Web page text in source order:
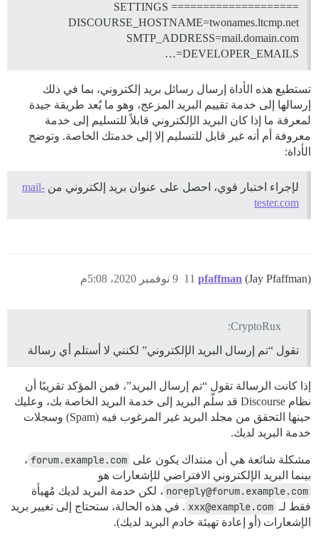
SETTINGS ====================
DISCOURSE_HOSTNAME=twonames.ltcmp.net
SMTP_ADDRESS=mail.domain.com
DEVELOPER_EMAILS=…
تستطيع هذه الأداة إرسال رسائل بريد إلكتروني، بما في ذلك
إرسالها إلى خدمة تقييم البريد المزعج، وهو ما يُعد طريقة جيدة
لمعرفة ما إذا كان البريد الإلكتروني قابلاً للتسليم إلى خدمة
معروفة أم أنه غير قابل للتسليم إلا إلى خدمتك الخاصة. وتوضح
الأداة:
لإجراء اختبار قوي، احصل على عنوان بريد إلكتروني من mail-
tester.com
pfaffman (Jay Pfaffman) 9 نوفمبر 2020، 5:08م 11
CryptoRux:
تقول “تم إرسال البريد الإلكتروني” لكنني لا أستلم أي رسالة
إذا كانت الرسالة تقول “تم إرسال البريد”، فمن المؤكد تقريبًا أن
نظام Discourse قد سلّم البريد إلى خدمة البريد الخاصة بك، وعليك
حينها التحقق من مجلد البريد غير المرغوب فيه (Spam) وسجلات
خدمة البريد لديك.
مشكلة شائعة هي أن منتداك يكون على forum.example.com ،
بينما البريد الإلكتروني الافتراضي للإشعارات هو
noreply@forum.example.com ، لكن خدمة البريد لديك مُهيأة
فقط لـ xxx@example.com . في هذه الحالة، ستحتاج إلى تغيير بريد
الإشعارات (أو إعادة تهيئة خادم البريد لديك).